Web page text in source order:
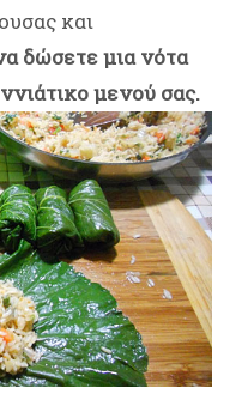
και
δώσετε μια νότα
μενού σας.